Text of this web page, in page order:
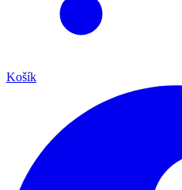
Košík